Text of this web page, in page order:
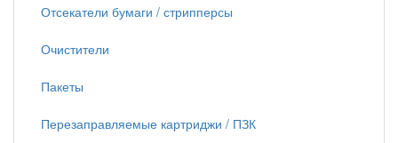
Отсекатели бумаги / стрипперсы
Очистители
Пакеты
Перезаправляемые картриджи / ПЗК